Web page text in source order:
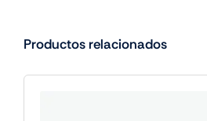
Productos relacionados